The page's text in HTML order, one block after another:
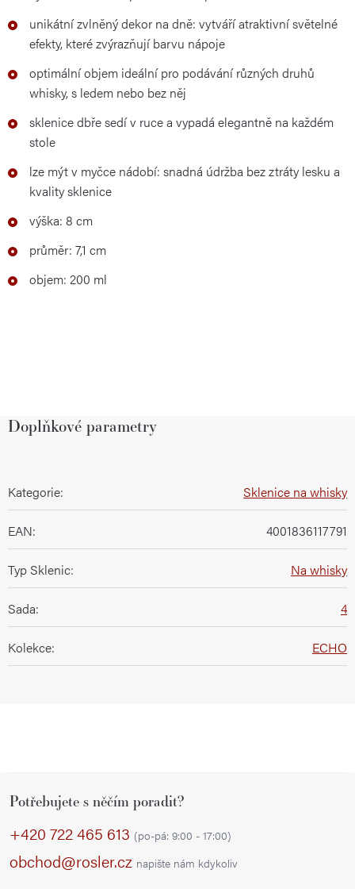
unikátní zvlněný dekor na dně: vytváří atraktivní světelné
efekty, které zvýrazňují barvu nápoje
optimální objem ideální pro podávání různých druhů
whisky, s ledem nebo bez něj
sklenice dbře sedí v ruce a vypadá elegantně na každém
stole
lze mýt v myčce nádobí: snadná údržba bez ztráty lesku a
kvality sklenice
výška: 8 cm
průměr: 7,1 cm
objem: 200 ml
Doplňkové parametry
Kategorie: Sklenice na whisky
EAN: 4001836117791
Typ Sklenic: Na whisky
Sada: 4
Kolekce: ECHO
Potřebujete s něčím poradit?
+420 722 465 613 (po-pá: 9:00 - 17:00)
obchod@rosler.cz napište nám kdykoliv